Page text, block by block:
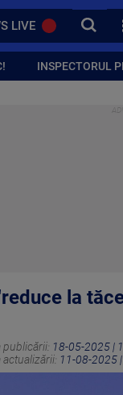
LIVE CAUTA
INSPECTORUL
la
publicării: 18-05-2025 |
actualizării: 11-08-2025